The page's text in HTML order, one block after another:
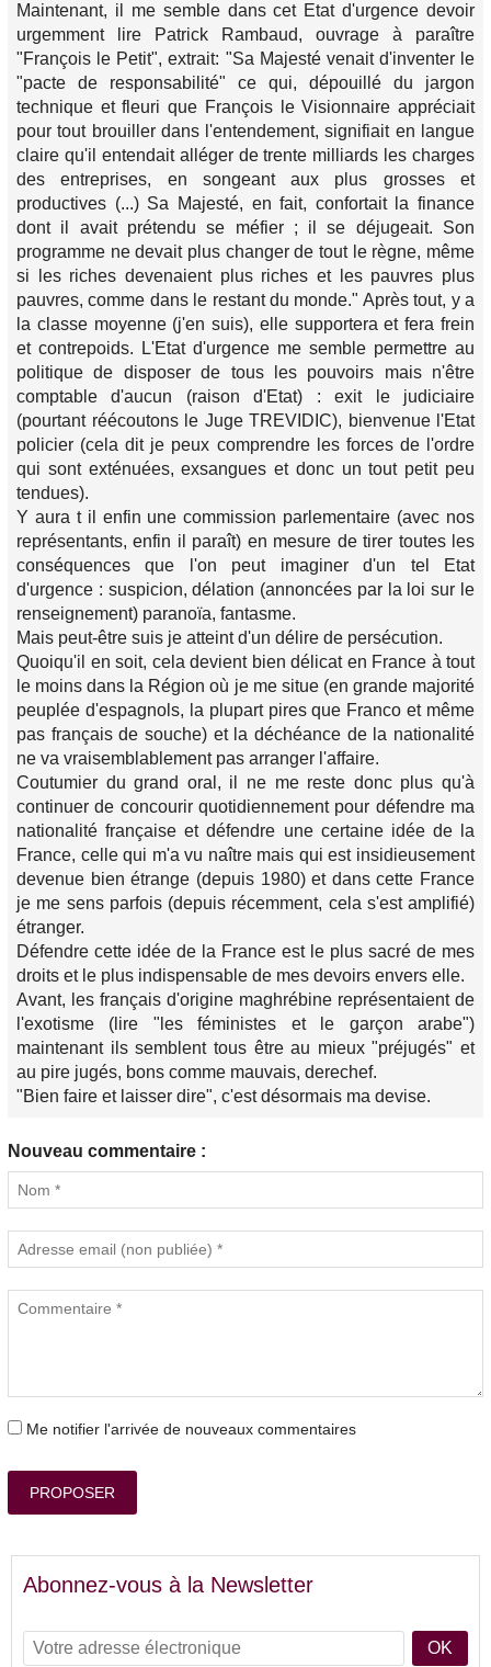
Maintenant, il me semble dans cet Etat d'urgence devoir
urgemment lire Patrick Rambaud, ouvrage à paraître
"François le Petit", extrait: "Sa Majesté venait d'inventer le
"pacte de responsabilité" ce qui, dépouillé du jargon
technique et fleuri que François le Visionnaire appréciait
pour tout brouiller dans l'entendement, signifiait en langue
claire qu'il entendait alléger de trente milliards les charges
des entreprises, en songeant aux plus grosses et
productives (...) Sa Majesté, en fait, confortait la finance
dont il avait prétendu se méfier ; il se déjugeait. Son
programme ne devait plus changer de tout le règne, même
si les riches devenaient plus riches et les pauvres plus
pauvres, comme dans le restant du monde." Après tout, y a
la classe moyenne (j'en suis), elle supportera et fera frein
et contrepoids. L'Etat d'urgence me semble permettre au
politique de disposer de tous les pouvoirs mais n'être
comptable d'aucun (raison d'Etat) : exit le judiciaire
(pourtant réécoutons le Juge TREVIDIC), bienvenue l'Etat
policier (cela dit je peux comprendre les forces de l'ordre
qui sont exténuées, exsangues et donc un tout petit peu
tendues).
Y aura t il enfin une commission parlementaire (avec nos
représentants, enfin il paraît) en mesure de tirer toutes les
conséquences que l'on peut imaginer d'un tel Etat
d'urgence : suspicion, délation (annoncées par la loi sur le
renseignement) paranoïa, fantasme.
Mais peut-être suis je atteint d'un délire de persécution.
Quoiqu'il en soit, cela devient bien délicat en France à tout
le moins dans la Région où je me situe (en grande majorité
peuplée d'espagnols, la plupart pires que Franco et même
pas français de souche) et la déchéance de la nationalité
ne va vraisemblablement pas arranger l'affaire.
Coutumier du grand oral, il ne me reste donc plus qu'à
continuer de concourir quotidiennement pour défendre ma
nationalité française et défendre une certaine idée de la
France, celle qui m'a vu naître mais qui est insidieusement
devenue bien étrange (depuis 1980) et dans cette France
je me sens parfois (depuis récemment, cela s'est amplifié)
étranger.
Défendre cette idée de la France est le plus sacré de mes
droits et le plus indispensable de mes devoirs envers elle.
Avant, les français d'origine maghrébine représentaient de
l'exotisme (lire "les féministes et le garçon arabe")
maintenant ils semblent tous être au mieux "préjugés" et
au pire jugés, bons comme mauvais, derechef.
"Bien faire et laisser dire", c'est désormais ma devise.
Nouveau commentaire :
Me notifier l'arrivée de nouveaux commentaires
PROPOSER
Abonnez-vous à la Newsletter
OK